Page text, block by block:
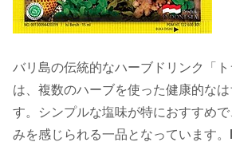
バリ島の伝統的なハーブドリンク「ト
は、複数のハーブを使った健康的な
す。シンプルな塩味が特におすすめ
みを感じられる一品となっています。